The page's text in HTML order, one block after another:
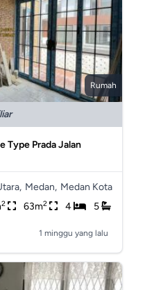
Rumah
Type Prada Jalan
Medan, Medan Kota
2 63m2 4 5
1 minggu yang lalu